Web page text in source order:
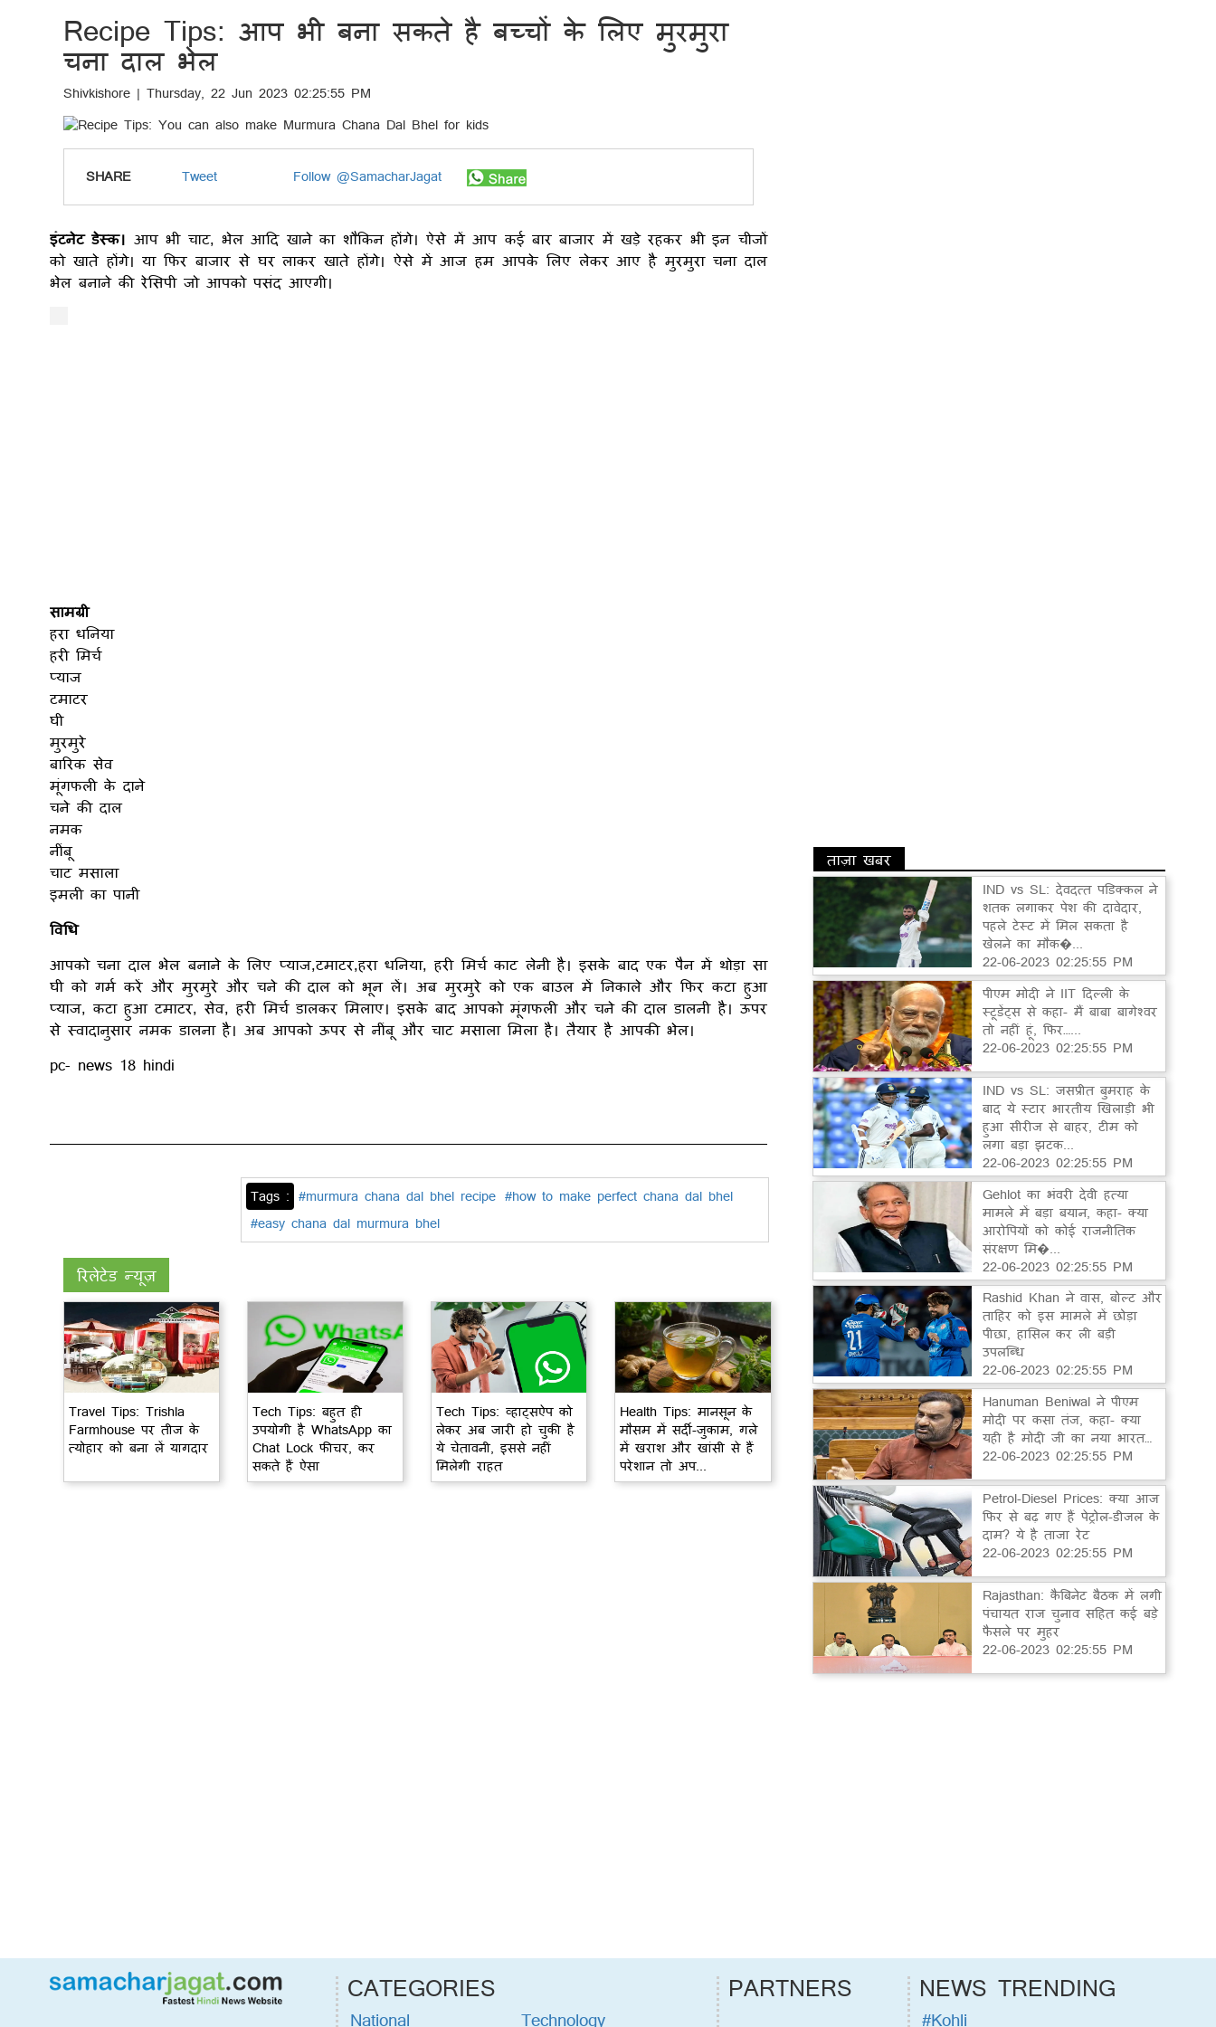
Recipe Tips: आप भी बना सकते है बच्चों के लिए मुरमुरा
चना दाल भेल
Shivkishore | Thursday, 22 Jun 2023 02:25:55 PM
SHARE Tweet Follow @SamacharJagat
इंटनेट डेस्क। आप भी चाट, भेल आदि खाने का शौकिन होंगे। ऐसे में आप कई बार बाजार में खड़े रहकर भी इन चीजों
को खाते होंगे। या फिर बाजार से घर लाकर खाते होंगे। ऐसे में आज हम आपके लिए लेकर आए है मुरमुरा चना दाल
भेल बनाने की रेसिपी जो आपको पसंद आएगी।
सामग्री
हरा धनिया
हरी मिर्च
प्याज
टमाटर
घी
मुरमुरे
बारिक सेव
मूंगफली के दाने
चने की दाल
नमक
नींबू
चाट मसाला
इमली का पानी
विधि
आपको चना दाल भेल बनाने के लिए प्याज,टमाटर,हरा धनिया, हरी मिर्च काट लेनी है। इसके बाद एक पैन में थोड़ा सा
घी को गर्म करें और मुरमुरे और चने की दाल को भून लें। अब मुरमुरे को एक बाउल में निकाले और फिर कटा हुआ
प्याज, कटा हुआ टमाटर, सेव, हरी मिर्च डालकर मिलाए। इसके बाद आपको मूंगफली और चने की दाल डालनी है। ऊपर
से स्वादानुसार नमक डालना है। अब आपको ऊपर से नींबू और चाट मसाला मिला है। तैयार है आपकी भेल।
pc- news 18 hindi
Tags : #murmura chana dal bhel recipe #how to make perfect chana dal bhel
#easy chana dal murmura bhel
रिलेटेड न्यूज़
Travel Tips: Trishla
Farmhouse पर तीज के
त्योहार को बना लें यागदार
Tech Tips: बहुत ही
उपयोगी है WhatsApp का
Chat Lock फीचर, कर
सकते हैं ऐसा
Tech Tips: व्हाट्सऐप को
लेकर अब जारी हो चुकी है
ये चेतावनी, इससे नहीं
मिलेगी राहत
Health Tips: मानसून के
मौसम में सर्दी-जुकाम, गले
में खराश और खांसी से हैं
परेशान तो अप...
ताज़ा खबर
IND vs SL: देवदत्त पडिक्कल ने
शतक लगाकर पेश की दावेदार,
पहले टेस्ट में मिल सकता है
खेलने का मौक�...
22-06-2023 02:25:55 PM
पीएम मोदी ने IIT दिल्ली के
स्टूडेंट्स से कहा- मैं बाबा बागेश्वर
तो नहीं हूं, फिर…...
22-06-2023 02:25:55 PM
IND vs SL: जसप्रीत बुमराह के
बाद ये स्टार भारतीय खिलाड़ी भी
हुआ सीरीज से बाहर, टीम को
लगा बड़ा झटक...
22-06-2023 02:25:55 PM
Gehlot का भंवरी देवी हत्या
मामले में बड़ा बयान, कहा- क्या
आरोपियों को कोई राजनीतिक
संरक्षण मि�...
22-06-2023 02:25:55 PM
Rashid Khan ने वास, बोल्ट और
ताहिर को इस मामले में छोड़ा
पीछा, हासिल कर ली बड़ी
उपलब्धि
22-06-2023 02:25:55 PM
Hanuman Beniwal ने पीएम
मोदी पर कसा तंज, कहा- क्या
यही है मोदी जी का नया भारत…
22-06-2023 02:25:55 PM
Petrol-Diesel Prices: क्या आज
फिर से बढ़ गए हैं पेट्रोल-डीजल के
दाम? ये है ताजा रेट
22-06-2023 02:25:55 PM
Rajasthan: कैबिनेट बैठक में लगी
पंचायत राज चुनाव सहित कई बड़े
फैसले पर मुहर
22-06-2023 02:25:55 PM
CATEGORIES
National Technology
PARTNERS NEWS TRENDING
#Kohli